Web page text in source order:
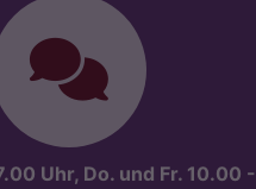
Uhr, Do. und Fr. 10.00 -